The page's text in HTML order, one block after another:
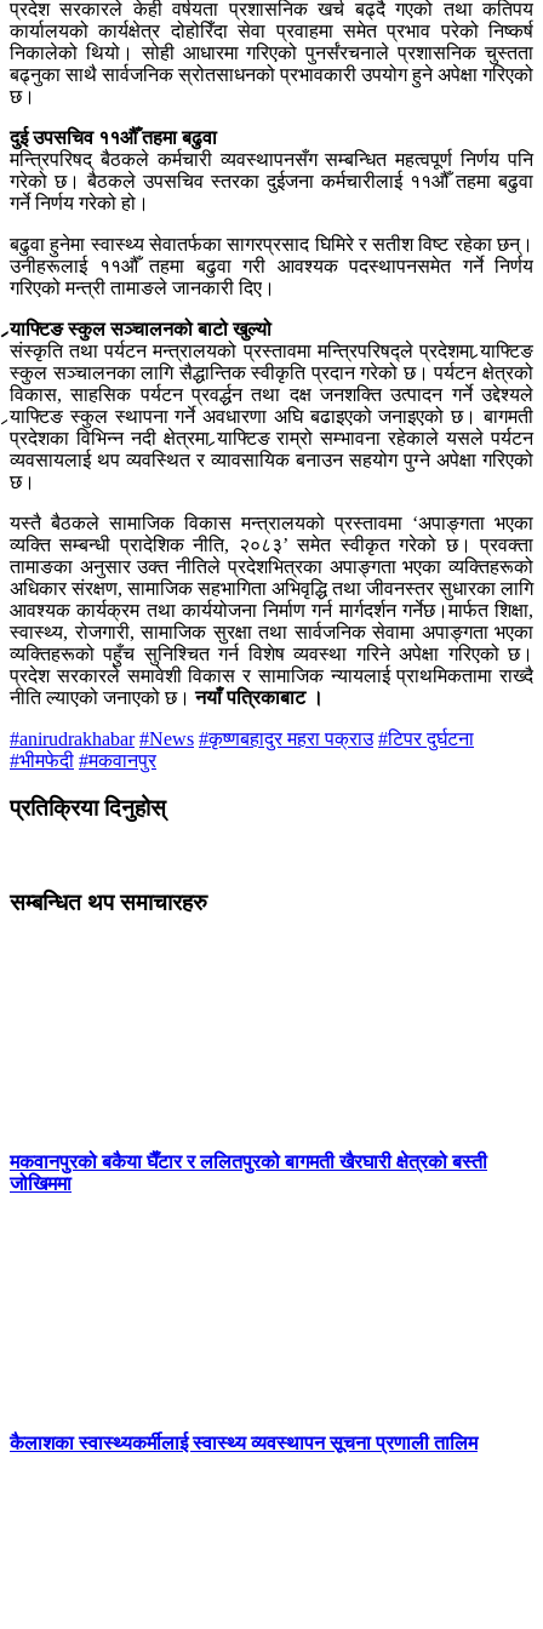
प्रदेश सरकारले केही वर्षयता प्रशासनिक खर्च बढ्दै गएको तथा कतिपय
कार्यालयको कार्यक्षेत्र दोहोरिँदा सेवा प्रवाहमा समेत प्रभाव परेको निष्कर्ष
निकालेको थियो। सोही आधारमा गरिएको पुनर्संरचनाले प्रशासनिक चुस्तता
बढ्नुका साथै सार्वजनिक स्रोतसाधनको प्रभावकारी उपयोग हुने अपेक्षा गरिएको
छ।
दुई उपसचिव ११औँ तहमा बढुवा
मन्त्रिपरिषद् बैठकले कर्मचारी व्यवस्थापनसँग सम्बन्धित महत्वपूर्ण निर्णय पनि
गरेको छ। बैठकले उपसचिव स्तरका दुईजना कर्मचारीलाई ११औँ तहमा बढुवा
गर्ने निर्णय गरेको हो।
बढुवा हुनेमा स्वास्थ्य सेवातर्फका सागरप्रसाद घिमिरे र सतीश विष्ट रहेका छन्।
उनीहरूलाई ११औँ तहमा बढुवा गरी आवश्यक पदस्थापनसमेत गर्ने निर्णय
गरिएको मन्त्री तामाङले जानकारी दिए।
र्‍याफ्टिङ स्कुल सञ्चालनको बाटो खुल्यो
संस्कृति तथा पर्यटन मन्त्रालयको प्रस्तावमा मन्त्रिपरिषद्ले प्रदेशमा र्‍याफ्टिङ
स्कुल सञ्चालनका लागि सैद्धान्तिक स्वीकृति प्रदान गरेको छ। पर्यटन क्षेत्रको
विकास, साहसिक पर्यटन प्रवर्द्धन तथा दक्ष जनशक्ति उत्पादन गर्ने उद्देश्यले
र्‍याफ्टिङ स्कुल स्थापना गर्ने अवधारणा अघि बढाइएको जनाइएको छ। बागमती
प्रदेशका विभिन्न नदी क्षेत्रमा र्‍याफ्टिङ राम्रो सम्भावना रहेकाले यसले पर्यटन
व्यवसायलाई थप व्यवस्थित र व्यावसायिक बनाउन सहयोग पुग्ने अपेक्षा गरिएको
छ।
यस्तै बैठकले सामाजिक विकास मन्त्रालयको प्रस्तावमा ‘अपाङ्गता भएका
व्यक्ति सम्बन्धी प्रादेशिक नीति, २०८३’ समेत स्वीकृत गरेको छ। प्रवक्ता
तामाङका अनुसार उक्त नीतिले प्रदेशभित्रका अपाङ्गता भएका व्यक्तिहरूको
अधिकार संरक्षण, सामाजिक सहभागिता अभिवृद्धि तथा जीवनस्तर सुधारका लागि
आवश्यक कार्यक्रम तथा कार्ययोजना निर्माण गर्न मार्गदर्शन गर्नेछ।मार्फत शिक्षा,
स्वास्थ्य, रोजगारी, सामाजिक सुरक्षा तथा सार्वजनिक सेवामा अपाङ्गता भएका
व्यक्तिहरूको पहुँच सुनिश्चित गर्न विशेष व्यवस्था गरिने अपेक्षा गरिएको छ।
प्रदेश सरकारले समावेशी विकास र सामाजिक न्यायलाई प्राथमिकतामा राख्दै
नीति ल्याएको जनाएको छ।नयाँ पत्रिकाबाट ।
#anirudrakhabar #News #कृष्णबहादुर महरा पक्राउ #टिपर दुर्घटना
#भीमफेदी #मकवानपुर
प्रतिक्रिया दिनुहोस्
सम्बन्धित थप समाचारहरु
मकवानपुरको बकैया घैँटार र ललितपुरको बागमती खैरघारी क्षेत्रको बस्ती
जोखिममा
कैलाशका स्वास्थ्यकर्मीलाई स्वास्थ्य व्यवस्थापन सूचना प्रणाली तालिम